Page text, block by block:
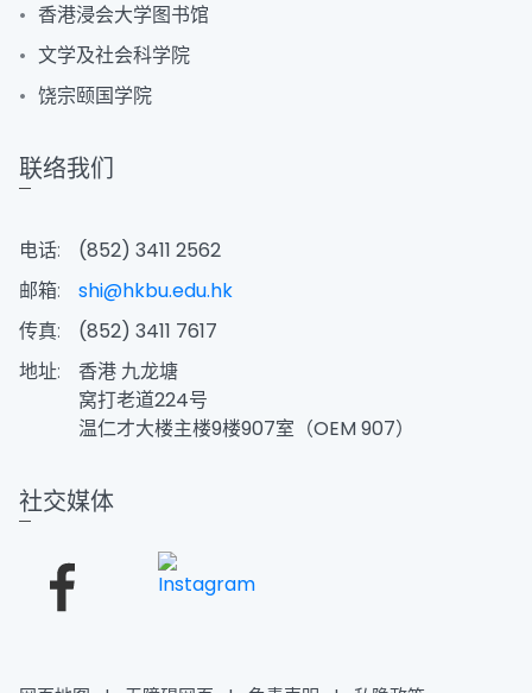
香港浸会大学图书馆
文学及社会科学院
饶宗颐国学院
联络我们
电话:
(852) 3411 2562
邮箱:
shi@hkbu.edu.hk
传真:
(852) 3411 7617
地址:
香港 九龙塘
窝打老道224号
温仁才大楼主楼9楼907室（OEM 907）
社交媒体